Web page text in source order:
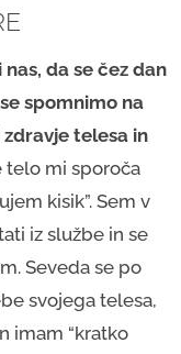
da se čez dan
spomnimo na
telesa in
telo mi sporoča
kisik”. Sem v
iz službe in se
Seveda se po
svojega telesa,
imam “kratko